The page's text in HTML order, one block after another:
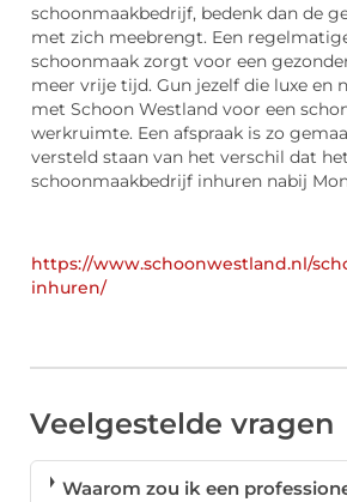
schoonmaakbedrijf, bedenk dan de
met zich meebrengt. Een
schoonmaak zorgt voor een
meer vrije tijd. Gun jezelf die luxe en
met Schoon Westland voor een
werkruimte. Een afspraak is zo
versteld staan van het verschil dat
schoonmaakbedrijf inhuren nabij
https://www.schoonwestland.nl/
inhuren/
Veelgestelde vragen
Waarom zou ik een